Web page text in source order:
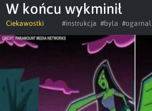
W końcu wykminił
Ciekawostki #instrukcja #byla #ogarnal